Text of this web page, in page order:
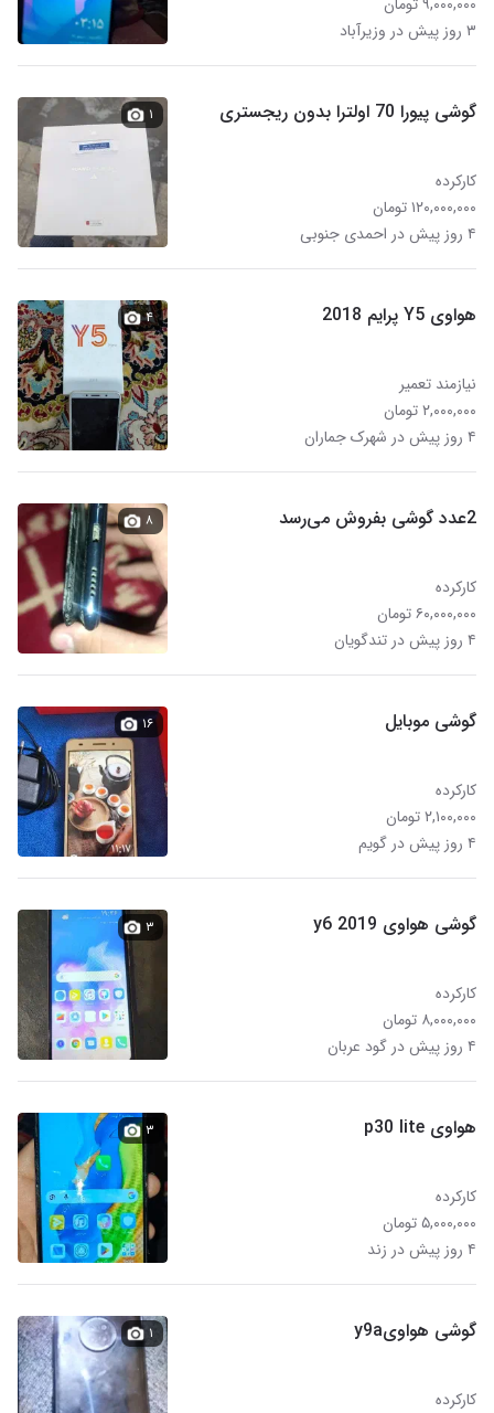
۳ روز پیش در وزیرآباد
گوشی پیورا 70 اولترا بدون ریجستری
کارکرده
۱۲۰,۰۰۰,۰۰۰ تومان
۴ روز پیش در احمدی جنوبی
۱
هواوی Y5 پرایم 2018
نیازمند تعمیر
۲,۰۰۰,۰۰۰ تومان
۴ روز پیش در شهرک جماران
۴
2عدد گوشی بفروش می‌رسد
کارکرده
۶۰,۰۰۰,۰۰۰ تومان
۴ روز پیش در تندگویان
۸
گوشی موبایل
کارکرده
۲,۱۰۰,۰۰۰ تومان
۴ روز پیش در گویم
۱۶
گوشی هواوی y6 2019
کارکرده
۸,۰۰۰,۰۰۰ تومان
۴ روز پیش در گود عربان
۳
هواوی p30 lite
کارکرده
۵,۰۰۰,۰۰۰ تومان
۴ روز پیش در زند
۳
گوشی هواویy9a
کارکرده
۱